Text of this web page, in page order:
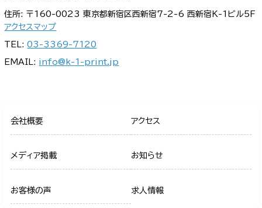
住所: 〒160-0023 東京都新宿区西新宿7-2-6 西新宿K-1ビル5F
アクセスマップ
TEL:03-3369-7120
EMAIL: info@k-1-print.jp
会社概要 アクセス
メディア掲載 お知らせ
お客様の声 求人情報